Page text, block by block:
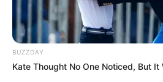
FACEBOOK
BUZZDAY
Kate Thought No One Noticed, But It